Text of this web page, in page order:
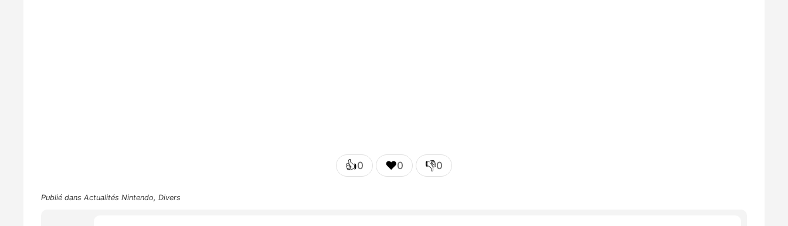
👍0 ❤️0 👎0
Publié dans Actualités Nintendo, Divers